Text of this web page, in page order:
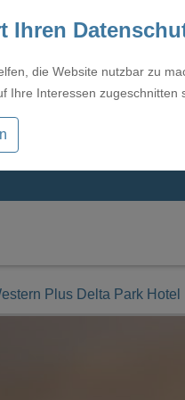
Ihren
die Website nutzbar zu
Ihre Interessen
Plus Delta Park Hotel